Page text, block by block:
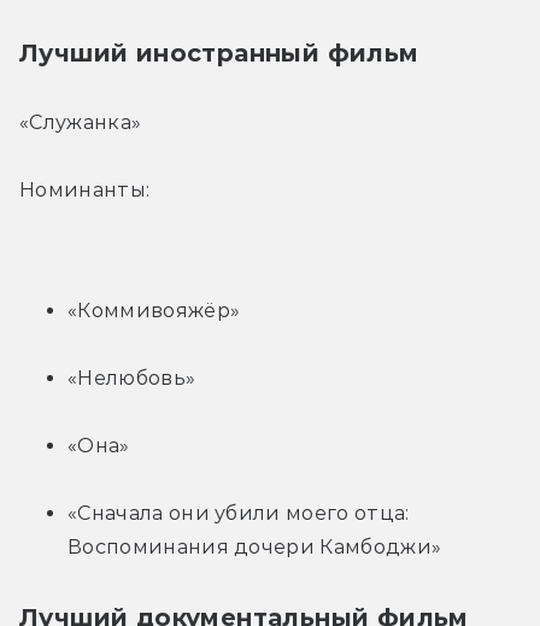
Лучший иностранный фильм
«Служанка»
Номинанты:
«Коммивояжёр»
«Нелюбовь»
«Она»
«Сначала они убили моего отца:
Воспоминания дочери Камбоджи»
Лучший документальный фильм